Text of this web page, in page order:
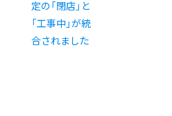
定の「閉店」と
「工事中」が統
合されました